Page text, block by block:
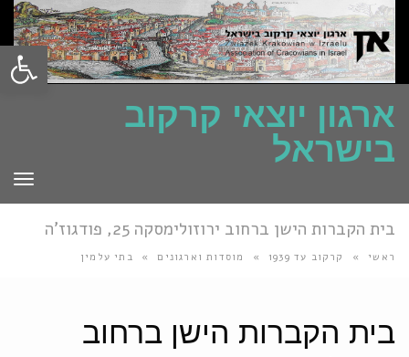
פתח
ארגון יוצאי קרקוב
בישראל
בית הקברות הישן ברחוב ירוזולימסקה 25, פודגוז'ה
ראשי » קרקוב עד 1939 » מוסדות וארגונים » בתי עלמין
בית הקברות הישן ברחוב